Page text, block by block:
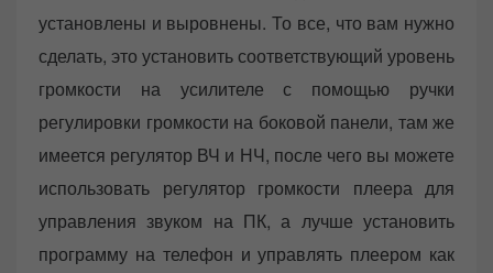
установлены и выровнены. То все, что вам нужно
сделать, это установить соответствующий уровень
громкости на усилителе с помощью ручки
регулировки громкости на боковой панели, там же
имеется регулятор ВЧ и НЧ, после чего вы можете
использовать регулятор громкости плеера для
управления звуком на ПК, а лучше установить
программу на телефон и управлять плеером как